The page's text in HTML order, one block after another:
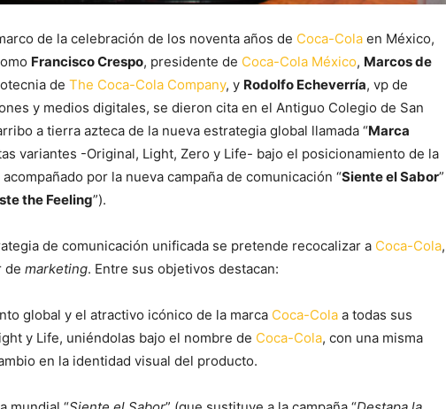
de la celebración de los noventa años de Coca-Cola en México,
Francisco Crespo, presidente de Coca-Cola México, Marcos de
de The Coca-Cola Company, y Rodolfo Echeverría, vp de
y medios digitales, se dieron cita en el Antiguo Colegio de San
a tierra azteca de la nueva estrategia global llamada “Marca
variantes -Original, Light, Zero y Life- bajo el posicionamiento de la
por la nueva campaña de comunicación “Siente el Sabor”
the Feeling”).
de comunicación unificada se pretende recocalizar a Coca-Cola,
de marketing. Entre sus objetivos destacan:
global y el atractivo icónico de la marca Coca-Cola a todas sus
y Life, uniéndolas bajo el nombre de Coca-Cola, con una misma
en la identidad visual del producto.